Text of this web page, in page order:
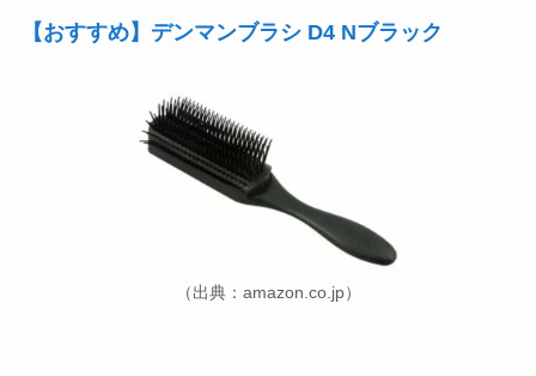
【おすすめ】デンマンブラシ D4 Nブラック
（出典：amazon.co.jp）